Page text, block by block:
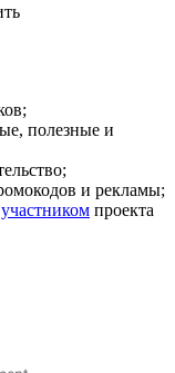
полезные и
и рекламы;
участником проекта